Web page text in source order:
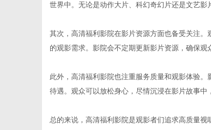
世界中。无论是动作大片、科幻奇幻片还是文艺影
其次，高清福利影院在影片资源方面也备受关注
的观影需求。影院会不定期更新影片资源，确保观
此外，高清福利影院也注重服务质量和观影体验
待遇。观众可以放松身心，尽情沉浸在影片故事中
总的来说，高清福利影院是观影者们追求高质量